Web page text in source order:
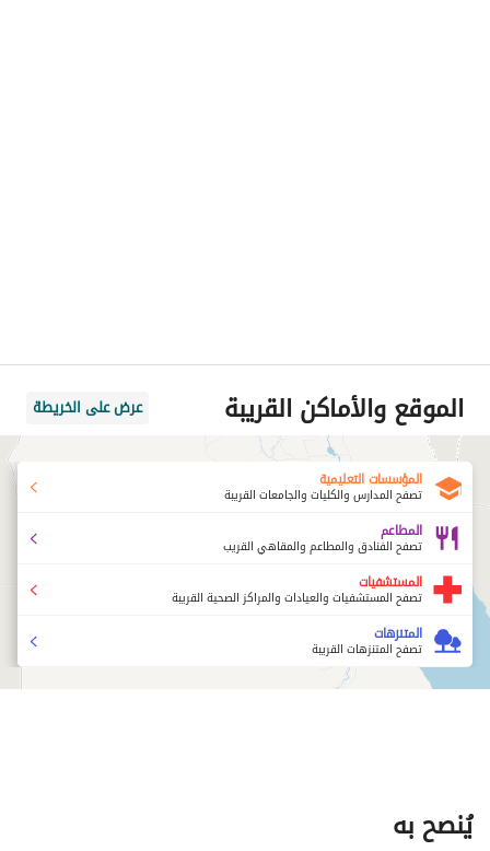
الموقع والأماكن القريبة عرض على الخريطة
المؤسسات التعليمية
تصفح المدارس والكليات والجامعات القريبة
المطاعم
تصفح الفنادق والمطاعم والمقاهي القريب
المستشفيات
تصفح المستشفيات والعيادات والمراكز الصحية القريبة
المتنزهات
تصفح المتنزهات القريبة
يُنصح به